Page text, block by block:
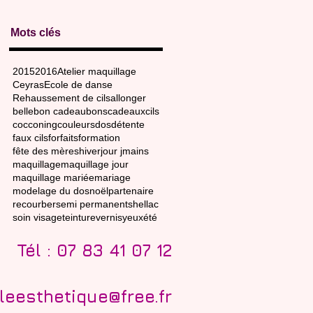
Mots clés
20152016Atelier maquillage
CeyrasEcole de danse
Rehaussement de cilsallonger
bellebon cadeaubonscadeauxcils
cocconingcouleursdosdétente
faux cilsforfaitsformation
fête des mèreshiverjour jmains
maquillagemaquillage jour
maquillage mariéemariage
modelage du dosnoëlpartenaire
recourbersemi permanentshellac
soin visageteinturevernisyeuxété
Tél : 07 83 41 07 12